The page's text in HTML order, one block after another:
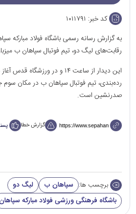
کد خبر: ۱۰۱۱۷۹۱
به گزارش رسانه رسمی باشگاه فولاد مبارکه
رقابت‌های لیگ دو، تیم فوتبال سپاهان ب
این دیدار از ساعت ۱۴ و در
رده‌بندی، تیم فوتبال سپاهان ب در مکان سوم
صدرنشین است.
گزارش خطا
برچسب ها: سپاهان ب
لیگ دو
باشگاه فرهنگی ورزشی فولاد مبارکه